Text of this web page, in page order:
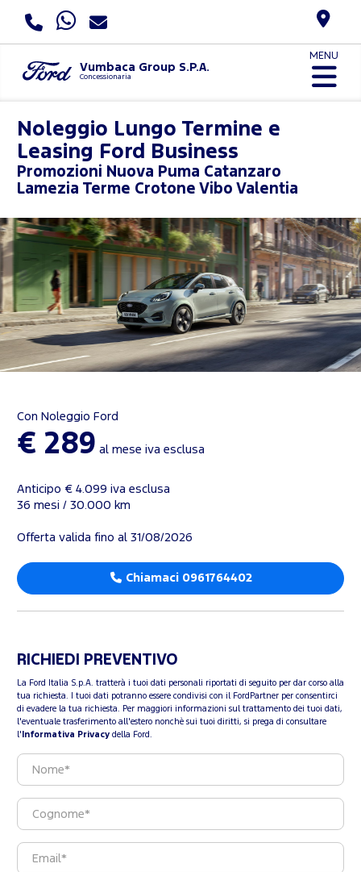
Vumbaca Group S.P.A.
Concessionaria
MENU
Noleggio Lungo Termine e
Leasing Ford Business
Promozioni Nuova Puma Catanzaro
Lamezia Terme Crotone Vibo Valentia
Con Noleggio Ford
€ 289 al mese iva esclusa
Anticipo € 4.099 iva esclusa
36 mesi / 30.000 km
Offerta valida fino al 31/08/2026
Chiamaci 0961764402
RICHIEDI PREVENTIVO
La Ford Italia S.p.A. tratterà i tuoi dati personali riportati di seguito per dar corso alla
tua richiesta. I tuoi dati potranno essere condivisi con il FordPartner per consentirci
di evadere la tua richiesta. Per maggiori informazioni sul trattamento dei tuoi dati,
l'eventuale trasferimento all'estero nonchè sui tuoi diritti, si prega di consultare
l' Informativa Privacy della Ford.